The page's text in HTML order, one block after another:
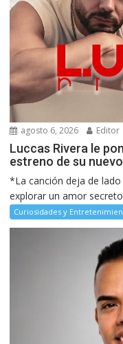
agosto 6, 2026 Editor
Luccas Rivera le
estreno de su
*La canción deja de
explorar un amor secreto
Curiosidades y